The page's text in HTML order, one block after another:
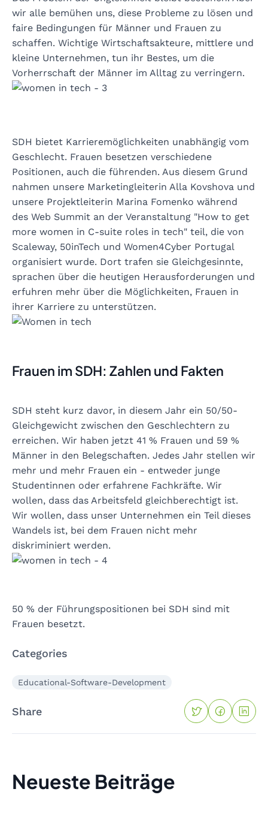
wir alle bemühen uns, diese Probleme zu lösen und
faire Bedingungen für Männer und Frauen zu
schaffen. Wichtige Wirtschaftsakteure, mittlere und
kleine Unternehmen, tun ihr Bestes, um die
Vorherrschaft der Männer im Alltag zu verringern.
SDH bietet Karrieremöglichkeiten unabhängig vom
Geschlecht. Frauen besetzen verschiedene
Positionen, auch die führenden. Aus diesem Grund
nahmen unsere Marketingleiterin Alla Kovshova und
unsere Projektleiterin Marina Fomenko während
des Web Summit an der Veranstaltung "How to get
more women in C-suite roles in tech" teil, die von
Scaleway, 50inTech und Women4Cyber Portugal
organisiert wurde. Dort trafen sie Gleichgesinnte,
sprachen über die heutigen Herausforderungen und
erfuhren mehr über die Möglichkeiten, Frauen in
ihrer Karriere zu unterstützen.
Frauen im SDH: Zahlen und Fakten
SDH steht kurz davor, in diesem Jahr ein 50/50-
Gleichgewicht zwischen den Geschlechtern zu
erreichen. Wir haben jetzt 41 % Frauen und 59 %
Männer in den Belegschaften. Jedes Jahr stellen wir
mehr und mehr Frauen ein - entweder junge
Studentinnen oder erfahrene Fachkräfte. Wir
wollen, dass das Arbeitsfeld gleichberechtigt ist.
Wir wollen, dass unser Unternehmen ein Teil dieses
Wandels ist, bei dem Frauen nicht mehr
diskriminiert werden.
50 % der Führungspositionen bei SDH sind mit
Frauen besetzt.
Categories
Educational-Software-Development
Share
Neueste Beiträge